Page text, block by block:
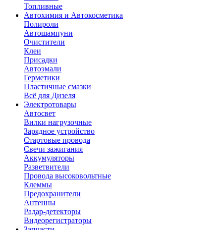
Топливные
Автохимия и Автокосметика
Полироли
Автошампуни
Очистители
Клеи
Присадки
Автоэмали
Герметики
Пластичные смазки
Всё для Дизеля
Электротовары
Автосвет
Вилки нагрузочные
Зарядное устройство
Стартовые провода
Свечи зажигания
Аккумуляторы
Разветвители
Провода высоковольтные
Клеммы
Предохранители
Антенны
Радар-детекторы
Видеорегистраторы